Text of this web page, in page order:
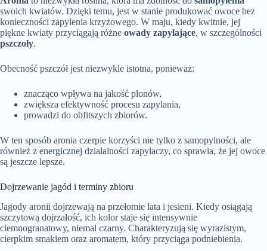
swoich kwiatów. Dzięki temu, jest w stanie produkować owoce bez
konieczności zapylenia krzyżowego. W maju, kiedy kwitnie, jej
piękne kwiaty przyciągają różne owady zapylające, w szczególności
pszczoły.
Obecność pszczół jest niezwykle istotna, ponieważ:
znacząco wpływa na jakość plonów,
zwiększa efektywność procesu zapylania,
prowadzi do obfitszych zbiorów.
W ten sposób aronia czerpie korzyści nie tylko z samopylności, ale
również z energicznej działalności zapylaczy, co sprawia, że jej owoce
są jeszcze lepsze.
Dojrzewanie jagód i terminy zbioru
Jagody aronii dojrzewają na przełomie lata i jesieni. Kiedy osiągają
szczytową dojrzałość, ich kolor staje się intensywnie
ciemnogranatowy, niemal czarny. Charakteryzują się wyrazistym,
cierpkim smakiem oraz aromatem, który przyciąga podniebienia.